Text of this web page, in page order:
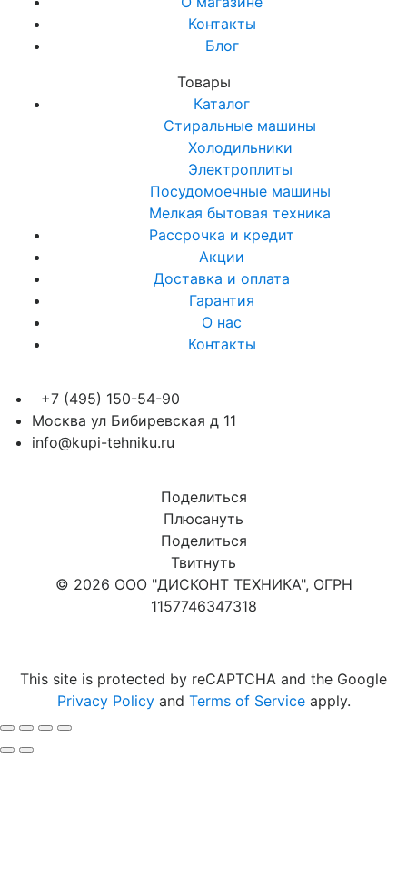
Контакты
Блог
Товары
Каталог
Стиральные машины
Холодильники
Электроплиты
Посудомоечные машины
Мелкая бытовая техника
Рассрочка и кредит
Акции
Доставка и оплата
Гарантия
О нас
Контакты
+7 (495) 150-54-90
Москва ул Бибиревская д 11
info@kupi-tehniku.ru
Поделиться
Плюсануть
Поделиться
Твитнуть
© 2026 ООО "ДИСКОНТ ТЕХНИКА", ОГРН
1157746347318
This site is protected by reCAPTCHA and the Google
Privacy Policyand Terms of Serviceapply.